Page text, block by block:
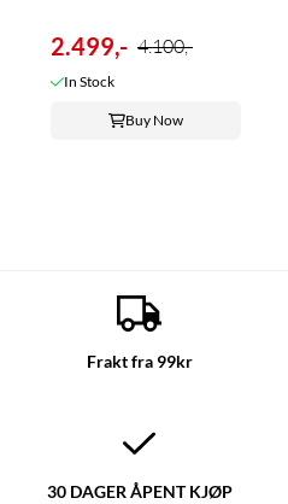
2.499,- 4.100,-
In Stock
Buy Now
Frakt fra 99kr
30 DAGER ÅPENT KJØP